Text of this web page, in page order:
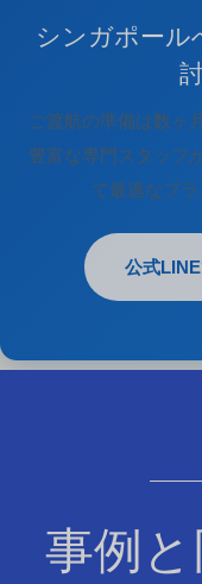
シンガポール
ご渡航の準備は数ヶ
豊富な専門スタッフ
て最適なプラ
公式LINE
事例